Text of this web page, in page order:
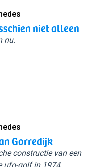
niet alleen
nu.
Gorredijk
constructie van een
ufo-golf in 1974.